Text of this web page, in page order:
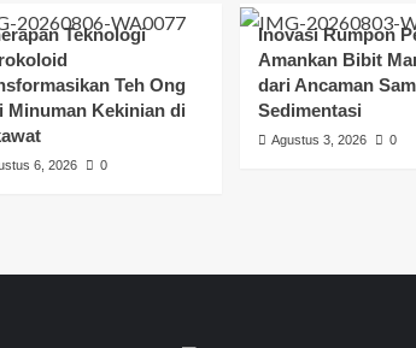
Teknologi
Teh Ong
Minuman Kekinian di
6, 2026 0
Inovasi Rumpon
Amankan Bibit
dari Ancaman
Sedimentasi
Agustus 3, 2026 0